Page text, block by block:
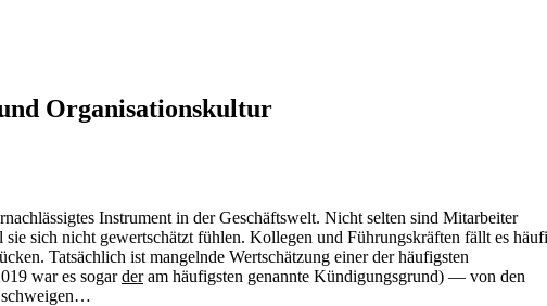
Organisationskultur
Instrument in der Geschäftswelt. Nicht selten sind Mitarbeiter
sich nicht gewertschätzt fühlen. Kollegen und Führungskräften fällt es
Tatsächlich ist mangelnde Wertschätzung einer der häufigsten
war es sogarderam häufigsten genannte Kündigungsgrund) — von den
schweigen…